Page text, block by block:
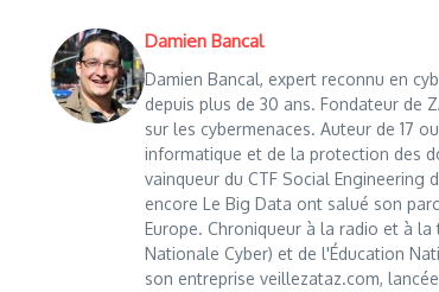
Damien Bancal
Damien Bancal, expert reconnu en
depuis plus de 30 ans. Fondateur de
sur les cybermenaces. Auteur de 17
informatique et de la protection des
vainqueur du CTF Social
encore Le Big Data ont salué son
Europe. Chroniqueur à la radio et à
Nationale Cyber) et de l'Éducation
son entreprise veillezataz.com,